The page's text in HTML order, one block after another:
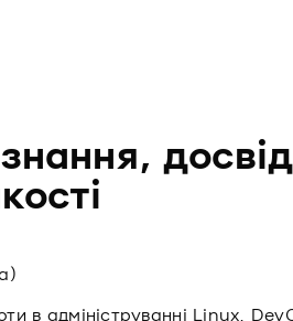
в адмініструванні Linux,